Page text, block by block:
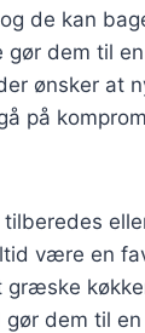
de kan
dem til
ønsker at
på
være en
dem til